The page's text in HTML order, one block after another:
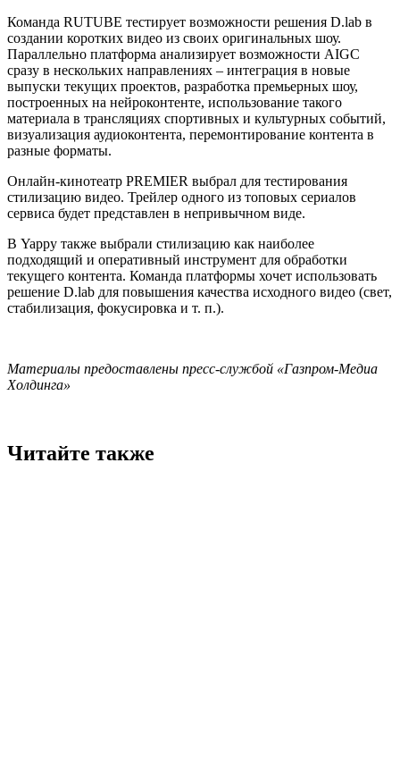
Команда RUTUBE тестирует возможности решения D.lab в
создании коротких видео из своих оригинальных шоу.
Параллельно платформа анализирует возможности AIGC
сразу в нескольких направлениях – интеграция в новые
выпуски текущих проектов, разработка премьерных шоу,
построенных на нейроконтенте, использование такого
материала в трансляциях спортивных и культурных событий,
визуализация аудиоконтента, перемонтирование контента в
разные форматы.
Онлайн-кинотеатр PREMIER выбрал для тестирования
стилизацию видео. Трейлер одного из топовых сериалов
сервиса будет представлен в непривычном виде.
В Yappy также выбрали стилизацию как наиболее
подходящий и оперативный инструмент для обработки
текущего контента. Команда платформы хочет использовать
решение D.lab для повышения качества исходного видео (свет,
стабилизация, фокусировка и т. п.).
Материалы предоставлены пресс-службой «Газпром-Медиа
Холдинга»
Читайте также